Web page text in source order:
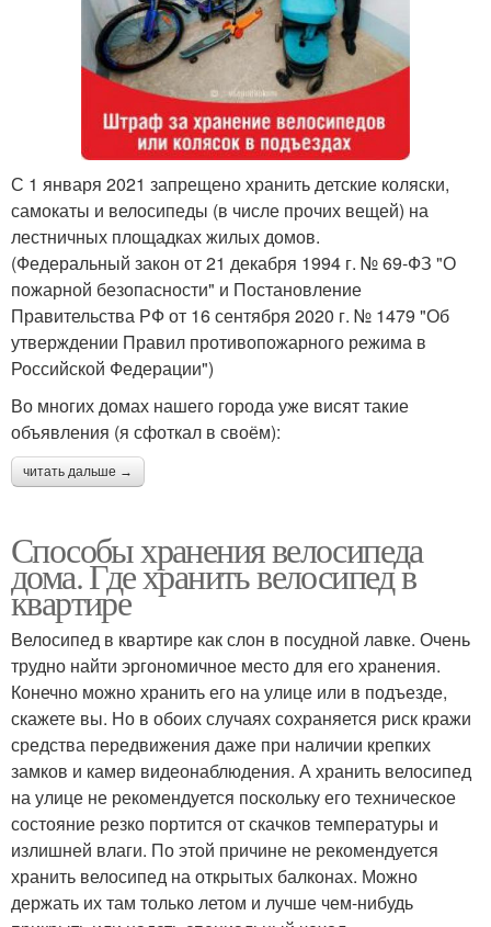
С 1 января 2021 запрещено хранить детские коляски,
самокаты и велосипеды (в числе прочих вещей) на
лестничных площадках жилых домов.
(Федеральный закон от 21 декабря 1994 г. № 69-ФЗ "О
пожарной безопасности" и Постановление
Правительства РФ от 16 сентября 2020 г. № 1479 "Об
утверждении Правил противопожарного режима в
Российской Федерации")
Во многих домах нашего города уже висят такие
объявления (я сфоткал в своём):
читать дальше →
Способы хранения велосипеда
дома. Где хранить велосипед в
квартире
Велосипед в квартире как слон в посудной лавке. Очень
трудно найти эргономичное место для его хранения.
Конечно можно хранить его на улице или в подъезде,
скажете вы. Но в обоих случаях сохраняется риск кражи
средства передвижения даже при наличии крепких
замков и камер видеонаблюдения. А хранить велосипед
на улице не рекомендуется поскольку его техническое
состояние резко портится от скачков температуры и
излишней влаги. По этой причине не рекомендуется
хранить велосипед на открытых балконах. Можно
держать их там только летом и лучше чем-нибудь